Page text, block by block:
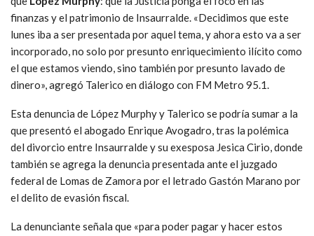
finanzas y el patrimonio de Insaurralde. «Decidimos que este
lunes iba a ser presentada por aquel tema, y ahora esto va a ser
incorporado, no solo por presunto enriquecimiento ilícito como
el que estamos viendo, sino también por presunto lavado de
dinero», agregó Talerico en diálogo con FM Metro 95.1.
Esta denuncia de López Murphy y Talerico se podría sumar a la
que presentó el abogado Enrique Avogadro, tras la polémica
del divorcio entre Insaurralde y su exesposa Jesica Cirio, donde
también se agrega la denuncia presentada ante el juzgado
federal de Lomas de Zamora por el letrado Gastón Marano por
el delito de evasión fiscal.
La denunciante señala que «para poder pagar y hacer estos